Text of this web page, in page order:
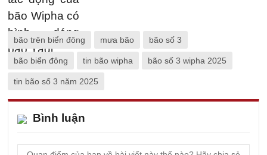
bão trên biển đông mưa bão bão số 3
bão biển đông tin bão wipha bão số 3 wipha 2025
tin bão số 3 năm 2025
Bình luận